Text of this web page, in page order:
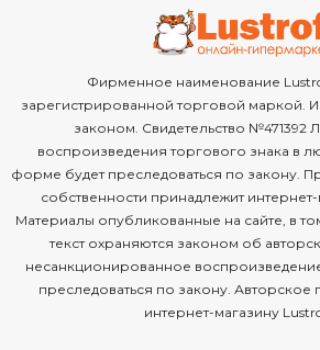
Фирменное наименование
зарегистрированной торговой маркой.
законом. Свидетельство №471392
воспроизведения торгового знака в
форме будет преследоваться по закону.
собственности принадлежит
Материалы опубликованные на сайте, в
текст охраняются законом об
несанкционированное
преследоваться по закону. Авторское
интернет-магазину